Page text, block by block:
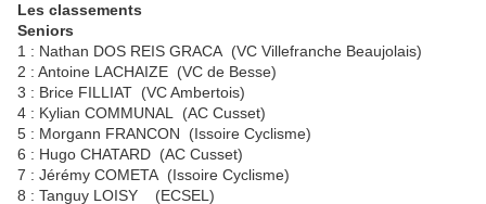
Les classements
Seniors
1 : Nathan DOS REIS GRACA (VC Villefranche Beaujolais)
2 : Antoine LACHAIZE (VC de Besse)
3 : Brice FILLIAT (VC Ambertois)
4 : Kylian COMMUNAL (AC Cusset)
5 : Morgann FRANCON (Issoire Cyclisme)
6 : Hugo CHATARD (AC Cusset)
7 : Jérémy COMETA (Issoire Cyclisme)
8 : Tanguy LOISY (ECSEL)